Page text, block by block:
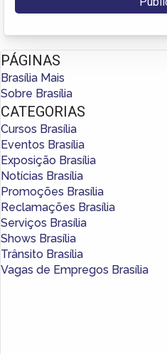
PÁGINAS
Brasília Mais
Sobre Brasília
CATEGORIAS
Cursos Brasília
Eventos Brasília
Exposição Brasília
Notícias Brasília
Promoções Brasília
Reclamações Brasília
Serviços Brasília
Shows Brasília
Trânsito Brasília
Vagas de Empregos Brasília